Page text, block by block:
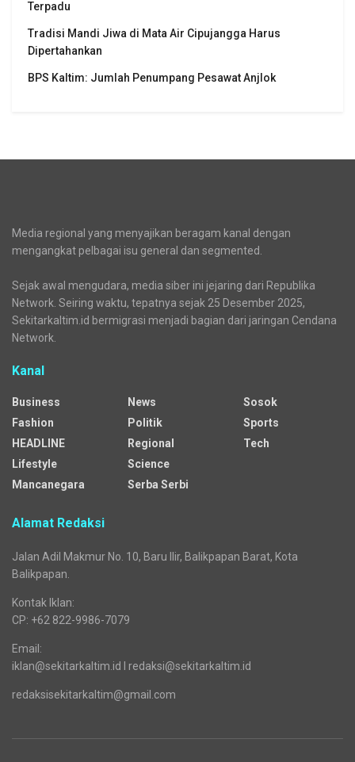
Terpadu
Tradisi Mandi Jiwa di Mata Air Cipujangga Harus
Dipertahankan
BPS Kaltim: Jumlah Penumpang Pesawat Anjlok
Media regional yang menyajikan beragam kanal dengan
mengangkat pelbagai isu general dan segmented.
Sejak awal mengudara, media siber ini jejaring dari Republika
Network. Seiring waktu, tepatnya sejak 25 Desember 2025,
Sekitarkaltim.id bermigrasi menjadi bagian dari jaringan Cendana
Network.
Kanal
Business
Fashion
HEADLINE
Lifestyle
Mancanegara
News
Politik
Regional
Science
Serba Serbi
Sosok
Sports
Tech
Alamat Redaksi
Jalan Adil Makmur No. 10, Baru Ilir, Balikpapan Barat, Kota
Balikpapan.
Kontak Iklan:
CP: +62 822-9986-7079
Email:
iklan@sekitarkaltim.id I redaksi@sekitarkaltim.id
redaksisekitarkaltim@gmail.com